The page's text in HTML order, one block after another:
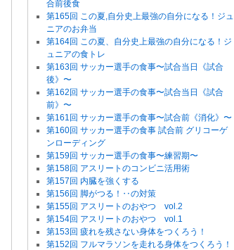
合前後食
第165回 この夏,自分史上最強の自分になる！ジュ
ニアのお弁当
第164回 この夏、自分史上最強の自分になる！ジ
ュニアの食トレ
第163回 サッカー選手の食事〜試合当日《試合
後》〜
第162回 サッカー選手の食事〜試合当日《試合
前》〜
第161回 サッカー選手の食事〜試合前《消化》〜
第160回 サッカー選手の食事 試合前 グリコーゲ
ンローディング
第159回 サッカー選手の食事〜練習期〜
第158回 アスリートのコンビニ活用術
第157回 内臓を強くする
第156回 脚がつる！‥の対策
第155回 アスリートのおやつ vol.2
第154回 アスリートのおやつ vol.1
第153回 疲れを残さない身体をつくろう！
第152回 フルマラソンを走れる身体をつくろう！